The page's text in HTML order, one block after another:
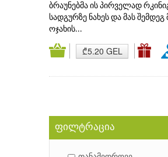
ბრაუნებმა ის პირველად
სადგურზე ნახეს და მას შემდეგ
ოჯახის...
₾5.20 GEL
ფილტრაცია